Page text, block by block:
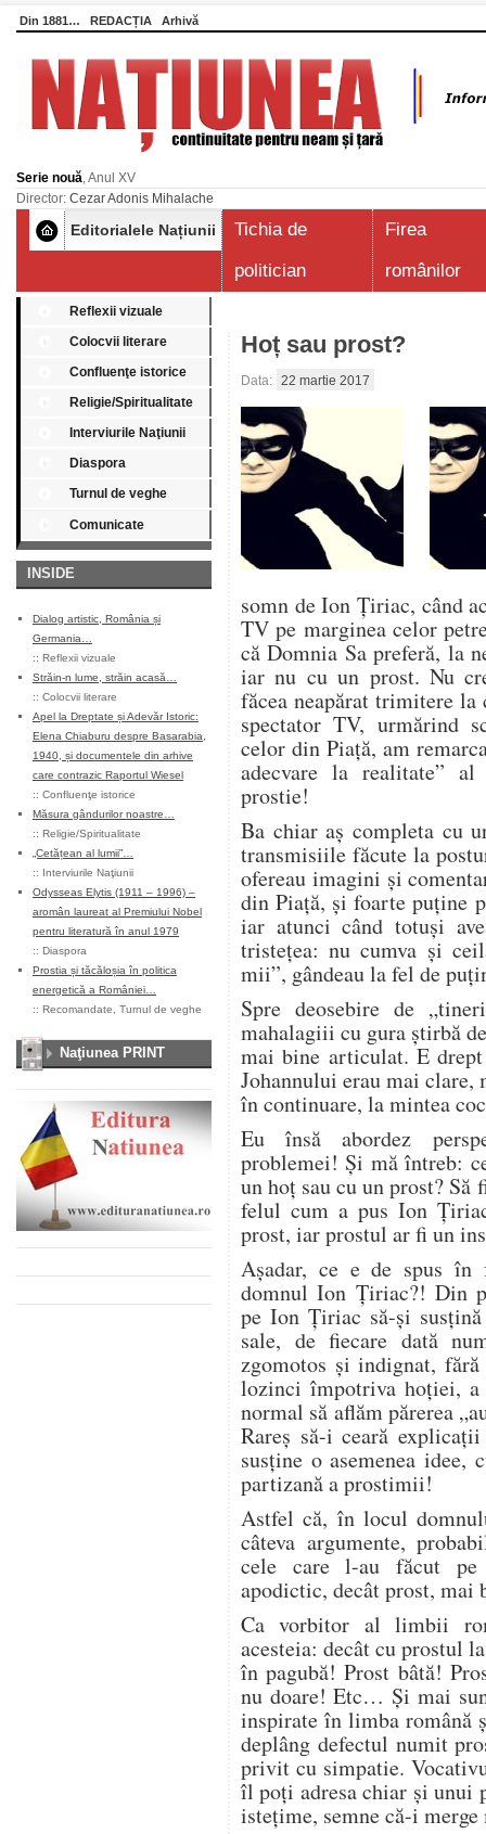
Din 1881… REDACȚIA Arhivă
Serie nouă, Anul XV
Director: Cezar Adonis Mihalache
Editorialele Națiunii
Tichia de
politician
Firea
românilor
Reflexii vizuale
Colocvii literare
Confluenţe istorice
Religie/Spiritualitate
Interviurile Naţiunii
Diaspora
Turnul de veghe
Comunicate
INSIDE
Dialog artistic, România și
Germania…
:: Reflexii vizuale
Străin-n lume, străin acasă…
:: Colocvii literare
Apel la Dreptate și Adevăr Istoric:
Elena Chiaburu despre Basarabia,
1940, și documentele din arhive
care contrazic Raportul Wiesel
:: Confluenţe istorice
Măsura gândurilor noastre…
:: Religie/Spiritualitate
„Cetățean al lumii”…
:: Interviurile Naţiunii
Odysseas Elytis (1911 – 1996) –
aromân laureat al Premiului Nobel
pentru literatură în anul 1979
:: Diaspora
Prostia și tăcăloșia în politica
energetică a României…
:: Recomandate Turnul de veghe
Naţiunea PRINT
Hoț sau prost?
Data: 22 martie 2017
somn de Ion Țiriac, când
TV pe marginea celor
că Domnia Sa preferă, la
iar nu cu un prost. Nu
făcea neapărat trimitere
spectator TV, urmărind
celor din Piață, am
adecvare la realitate”
prostie!
Ba chiar aș completa cu
transmisiile făcute la
ofereau imagini și
din Piață, și foarte puține
iar atunci când totuși
tristețea: nu cumva și
mii”, gândeau la fel de
Spre deosebire de
mahalagiii cu gura știrbă
mai bine articulat. E
Johannului erau mai
în continuare, la mintea
Eu însă abordez
problemei! Și mă întreb:
un hoț sau cu un prost?
felul cum a pus Ion
prost, iar prostul ar fi un
Așadar, ce e de spus în
domnul Ion Țiriac?! Din
pe Ion Țiriac să-și
sale, de fiecare dată
zgomotos și indignat,
lozinci împotriva hoției,
normal să aflăm părerea
Rareș să-i ceară
susține o asemenea idee,
partizană a prostimii!
Astfel că, în locul
câteva argumente,
cele care l-au făcut pe
apodictic, decât prost, mai
Ca vorbitor al limbii
acesteia: decât cu prostul
în pagubă! Prost bâtă!
nu doare! Etc… Și mai
inspirate în limba română
deplâng defectul numit
privit cu simpatie.
îl poți adresa chiar și unui
istețime, semne că-i